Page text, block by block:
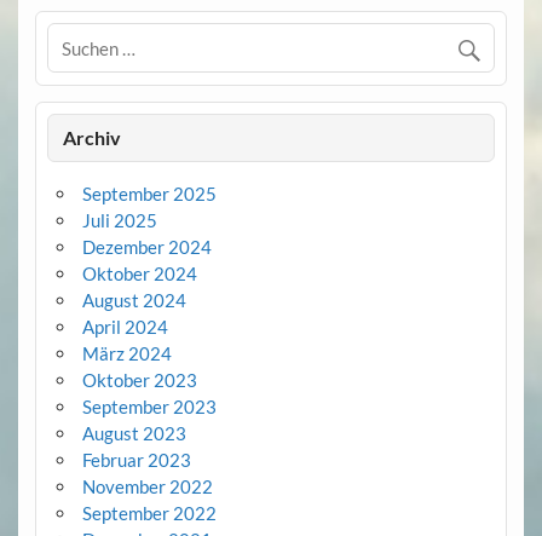
Archiv
September 2025
Juli 2025
Dezember 2024
Oktober 2024
August 2024
April 2024
März 2024
Oktober 2023
September 2023
August 2023
Februar 2023
November 2022
September 2022